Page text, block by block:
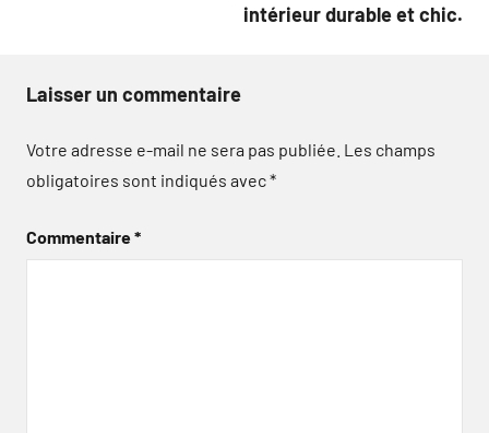
intérieur durable et chic.
Laisser un commentaire
Votre adresse e-mail ne sera pas publiée. Les champs
obligatoires sont indiqués avec*
Commentaire*